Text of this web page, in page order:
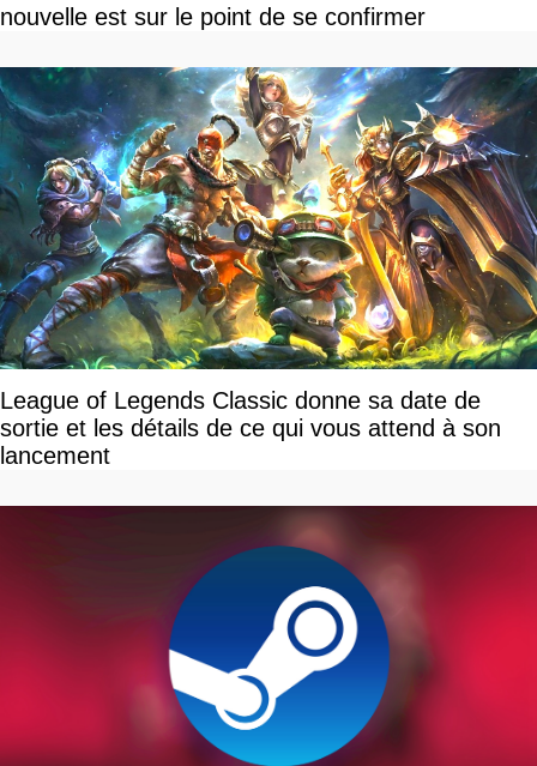
nouvelle est sur le point de se confirmer
League of Legends Classic donne sa date de
sortie et les détails de ce qui vous attend à son
lancement